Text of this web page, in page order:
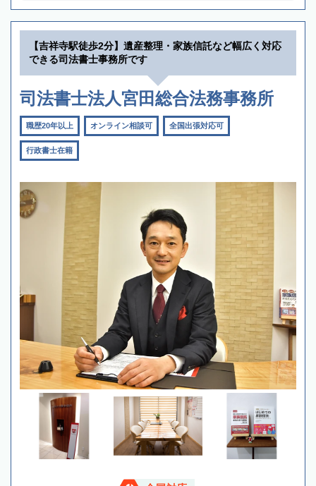
【吉祥寺駅徒歩2分】遺産整理・家族信託など幅広く対応
できる司法書士事務所です
司法書士法人宮田総合法務事務所
職歴20年以上 オンライン相談可 全国出張対応可
行政書士在籍